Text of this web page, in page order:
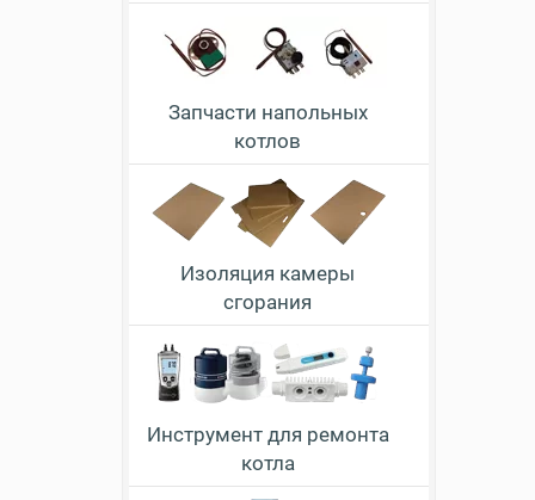
Запчасти напольных
котлов
Изоляция камеры
сгорания
Инструмент для ремонта
котла